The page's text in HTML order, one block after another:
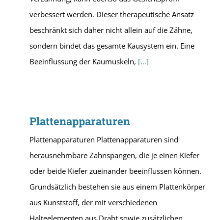
verbessert werden. Dieser therapeutische Ansatz
beschränkt sich daher nicht allein auf die Zähne,
sondern bindet das gesamte Kausystem ein. Eine
Beeinflussung der Kaumuskeln, [...]
Plattenapparaturen
Plattenapparaturen Plattenapparaturen sind
herausnehmbare Zahnspangen, die je einen Kiefer
oder beide Kiefer zueinander beeinflussen können.
Grundsätzlich bestehen sie aus einem Plattenkörper
aus Kunststoff, der mit verschiedenen
Halteelementen aus Draht sowie zusätzlichen